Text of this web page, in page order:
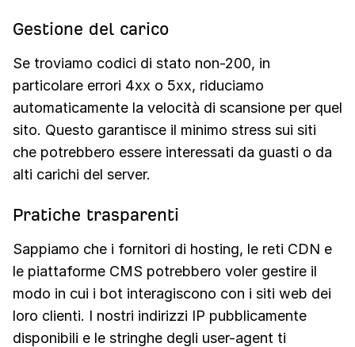
Gestione del carico
Se troviamo codici di stato non-200, in
particolare errori 4xx o 5xx, riduciamo
automaticamente la velocità di scansione per quel
sito. Questo garantisce il minimo stress sui siti
che potrebbero essere interessati da guasti o da
alti carichi del server.
Pratiche trasparenti
Sappiamo che i fornitori di hosting, le reti CDN e
le piattaforme CMS potrebbero voler gestire il
modo in cui i bot interagiscono con i siti web dei
loro clienti. I nostri indirizzi IP pubblicamente
disponibili e le stringhe degli user-agent ti